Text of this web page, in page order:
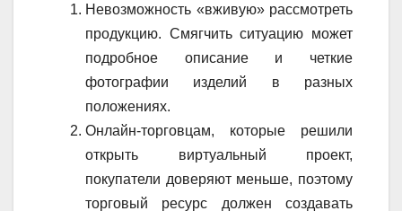
Невозможность «вживую» рассмотреть
продукцию. Смягчить ситуацию может
подробное описание и четкие
фотографии изделий в разных
положениях.
Онлайн-торговцам, которые решили
открыть виртуальный проект,
покупатели доверяют меньше, поэтому
торговый ресурс должен создавать